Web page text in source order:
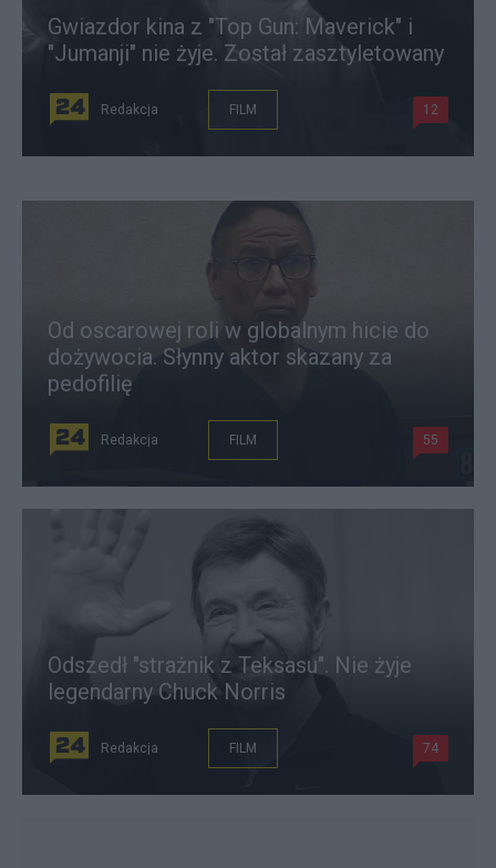
Gwiazdor kina z "Top Gun: Maverick" i
"Jumanji" nie żyje. Został zasztyletowany
Redakcja FILM 12
Od oscarowej roli w globalnym hicie do
dożywocia. Słynny aktor skazany za
pedofilię
Redakcja FILM 55
Odszedł "strażnik z Teksasu". Nie żyje
legendarny Chuck Norris
Redakcja FILM 74